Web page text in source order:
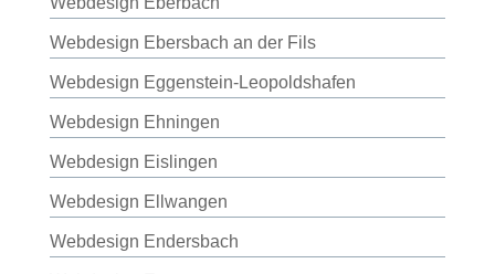
Webdesign Ebersbach an der Fils
Webdesign Eggenstein-Leopoldshafen
Webdesign Ehningen
Webdesign Eislingen
Webdesign Ellwangen
Webdesign Endersbach